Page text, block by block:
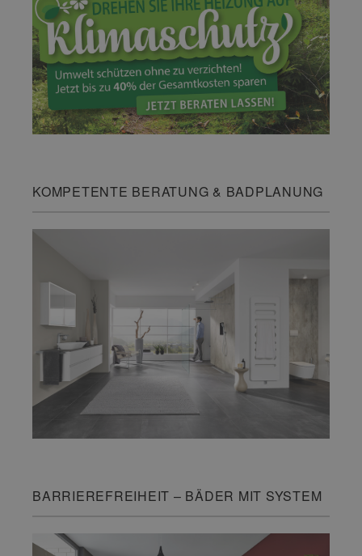
KOMPETENTE BERATUNG & BADPLANUNG
BARRIEREFREIHEIT – BÄDER MIT SYSTEM